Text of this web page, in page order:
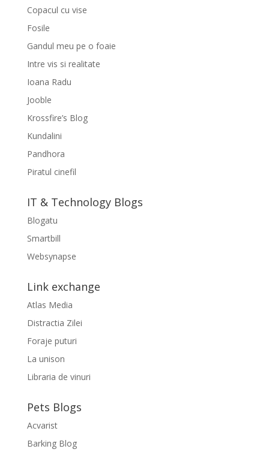
Copacul cu vise
Fosile
Gandul meu pe o foaie
Intre vis si realitate
Ioana Radu
Jooble
Krossfire’s Blog
Kundalini
Pandhora
Piratul cinefil
IT & Technology Blogs
Blogatu
Smartbill
Websynapse
Link exchange
Atlas Media
Distractia Zilei
Foraje puturi
La unison
Libraria de vinuri
Pets Blogs
Acvarist
Barking Blog